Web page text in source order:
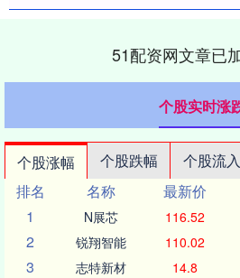
51配资网文章已
个股实时涨
个股涨幅 个股跌幅 个股流入
排名
名称 最新价
1
N展芯 116.52
2 锐翔智能 110.02
3 志特新材 14.8